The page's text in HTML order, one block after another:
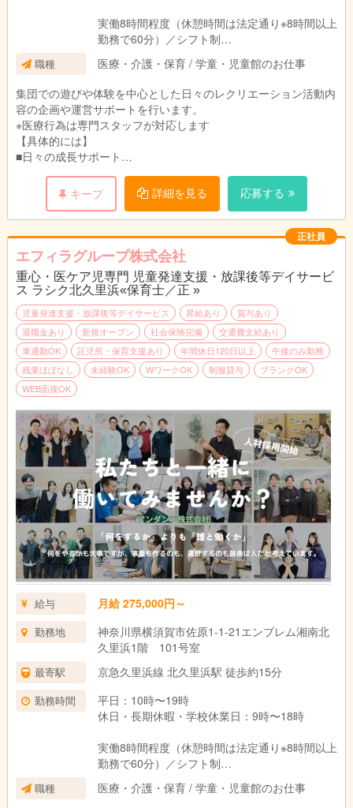
実働8時間程度（休憩時間は法定通り※8時間以上
勤務で60分）／シフト制
職種
医療・介護・保育 / 学童・児童館のお仕事
集団での遊びや体験を中心とした日々のレクリエーション活動内
容の企画や運営サポートを行います。
※医療行為は専門スタッフが対応します
【具体的には】
■日々の成長サポート
（施設内・施設外）、車椅子の乗り降りや移動の補助やトイレの
介助、おむつ交換などの生活支援を行います。
季節感のある工作や簡単なクッキングなど、集団での遊びが中心
の活動で、夏祭りなどのイベントも実施。日常生活でのルールや
お友達との関わりなど必要な自立支援を行います。
■送迎（学校、施設、自宅）業務（AT限定可※福祉車両）
学校～施設、施設～自宅など児童の送迎を行います。
■成長の記録、ブログ更新など
日々の様子を保護者に伝える連絡帳入力やブログ更新を行いま
す。
手書き書類はなく、システム上でのパソコン作業となります。
【1日の流れ（1例）】
10:00 出勤・朝礼
11:00 運営準備
12:00 休憩
13:00 パート職員出勤・打ち合わせ
14:00 送迎出発
15:00 児童到着
15:30 療育、ケア、プログラム
16:30 帰りの会
17:00 帰り送迎開始・お見送り
17:30 清掃・事務作業など
18:30 終礼
19:00 退勤
キープ 詳細を見る 応募する
正社員
エフィラグループ株式会社
重心・医ケア児専門 児童発達支援・放課後等デイサービ
ス ラシク北久里浜«保育士／正 »
児童発達支援・放課後等デイサービス 昇給あり
賞与あり
退職金あり
新規オープン 社会保険完備
交通費支給あり
車通勤OK
託児所・保育支援あり 年間休日120日以上
午後のみ勤務
残業ほぼなし
未経験OK WワークOK 制服貸与
ブランクOK
WEB面接OK
給与 月給 275,000円～
勤務地
神奈川県横須賀市佐原1-1-21エンブレム湘南北
久里浜1階 101号室
最寄駅 京急久里浜線 北久里浜駅 徒歩約15分
勤務時間
平日：10時〜19時
休日・長期休暇・学校休業日：9時〜18時
実働8時間程度（休憩時間は法定通り※8時間以上
勤務で60分）／シフト制
職種
医療・介護・保育 / 学童・児童館のお仕事